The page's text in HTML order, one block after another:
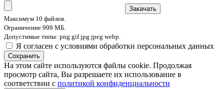
Закачать
Максимум 10 файлов.
Ограничение 999 МБ.
Допустимые типы: png gif jpg jpeg webp.
Я согласен с условиями обработки персональных данных
Сохранить
На этом сайте используются файлы cookie. Продолжая
просмотр сайта, Вы разрешаете их использование в
соответствии с политикой конфиденциальности